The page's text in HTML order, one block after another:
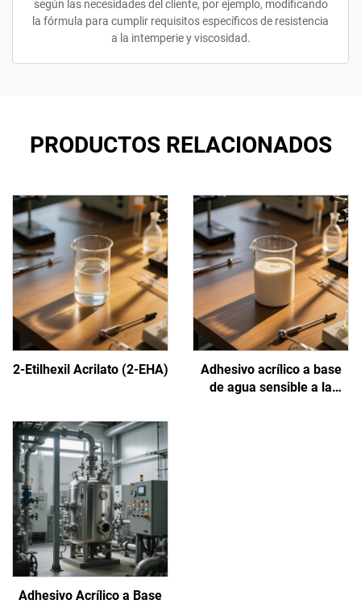
según las necesidades del cliente, por ejemplo, modificando
la fórmula para cumplir requisitos específicos de resistencia
a la intemperie y viscosidad.
PRODUCTOS RELACIONADOS
2-Etilhexil Acrilato (2-EHA)
Adhesivo acrílico a base
de agua sensible a la
Adhesivo Acrílico a Base